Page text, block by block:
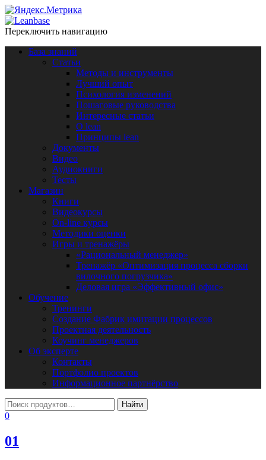
Переключить навигацию
База знаний
Статьи
Методы и инструменты
Лучший опыт
Психология изменений
Пошаговые руководства
Интересные статьи
O lean
Принципы lean
Документы
Видео
Аудиокниги
Тесты
Магазин
Книги
Видеокурсы
On-line курсы
Методики оценки
Игры и тренажёры
«Рациональный менеджер»
Тренажёр «Оптимизация процесса сборки
вилочного погрузчика»
Деловая игра «Эффективный офис»
Обучение
Тренинги
Создание Фабрик имитации процессов
Проектная деятельность
Коучинг менеджеров
Об эксперте
Контакты
Портфолио проектов
Информационное партнёрство
0
01